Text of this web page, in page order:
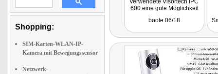
Shopping:
SIM-Karten-WLAN-IP-
Kamera mit Bewegungssensor
Netzwerk-
verwendete Visortech IPC
600 eine gute Möglichkeit
über große Distanzen
boote 06/18